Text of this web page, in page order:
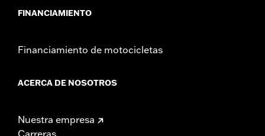
FINANCIAMIENTO
Financiamiento de motocicletas
ACERCA DE NOSOTROS
Nuestra empresa
Carreras